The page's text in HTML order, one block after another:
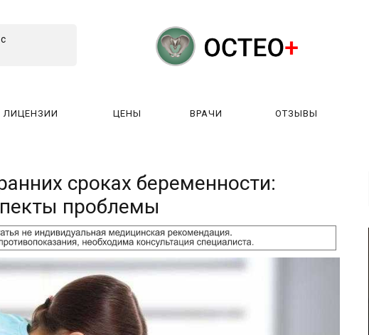
ЛИЦЕНЗИИ ЦЕНЫ ВРАЧИ ОТЗЫВЫ
сроках беременности:
проблемы